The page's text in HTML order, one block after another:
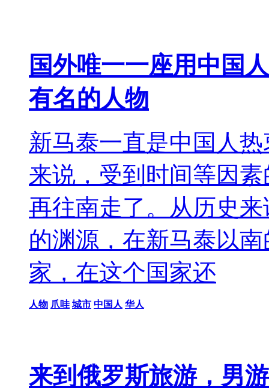
国外唯一一座用中国
有名的人物
新马泰一直是中国人
来说，受到时间等因
再往南走了。从历史
的渊源，在新马泰以
家，在这个国家还
人物 爪哇 城市 中国人 华人
来到俄罗斯旅游，男